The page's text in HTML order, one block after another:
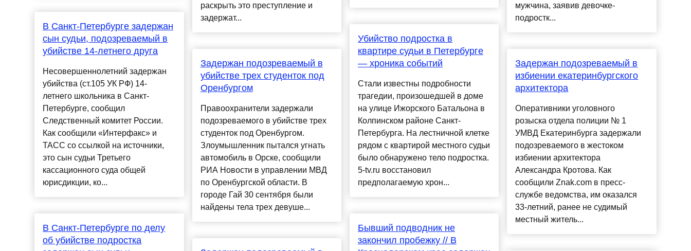
В Санкт-Петербурге задержан
сын судьи, подозреваемый в
убийстве 14-летнего друга
Несовершеннолетний задержан
убийства (ст.105 УК РФ) 14-
летнего школьника в Санкт-
Петербурге, сообщил
Следственный комитет России.
Как сообщили «Интерфакс» и
ТАСС со ссылкой на источники,
это сын судьи Третьего
кассационного суда общей
юрисдикции, ко...
В Санкт-Петербурге по делу
об убийстве подростка
раскрыть это преступление и
задержат...
Задержан подозреваемый в
убийстве трех студенток под
Оренбургом
Правоохранители задержали
подозреваемого в убийстве трех
студенток под Оренбургом.
Злоумышленник пытался угнать
автомобиль в Орске, сообщили
РИА Новости в управлении МВД
по Оренбургской области. В
городе Гай 30 сентября были
найдены тела трех девуше...
Убийство подростка в
квартире судьи в Петербурге
— хроника событий
Стали известны подробности
трагедии, произошедшей в доме
на улице Ижорского Батальона в
Колпинском районе Санкт-
Петербурга. На лестничной клетке
рядом с квартирой местного судьи
было обнаружено тело подростка.
5-tv.ru восстановил
предполагаемую хрон...
Бывший подводник не
закончил пробежку // В
мужчина, заявив девочке-
подростк...
Задержан подозреваемый в
избиении екатеринбургского
архитектора
Оперативники уголовного
розыска отдела полиции № 1
УМВД Екатеринбурга задержали
подозреваемого в жестоком
избиении архитектора
Александра Кротова. Как
сообщили Znak.com в пресс-
службе ведомства, им оказался
33-летний, ранее не судимый
местный житель...